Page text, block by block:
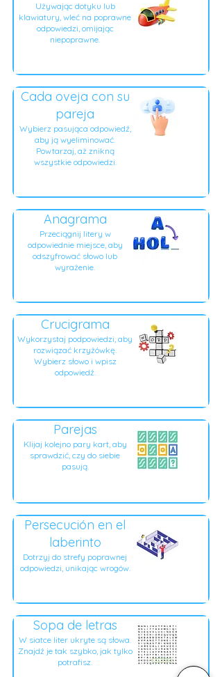
Używając dotyku lub
klawiatury, wleć na poprawne
odpowiedzi, omijając
niepoprawne.
Cada oveja con su
pareja
Wybierz pasująca odpowiedź,
aby ją wyeliminować.
Powtarzaj, aż znikną
wszystkie odpowiedzi.
Anagrama
Przeciągnij litery w
odpowiednie miejsce, aby
odszyfrować słowo lub
wyrażenie.
Crucigrama
Wykorzystaj podpowiedzi, aby
rozwiązać krzyżówkę.
Wybierz słowo i wpisz
odpowiedź.
Parejas
Klijaj kolejno pary kart, aby
sprawdzić, czy do siebie
pasują.
Persecución en el
laberinto
Dotrzyj do strefy poprawnej
odpowiedzi, unikając wrogów.
Sopa de letras
W siatce liter ukryte są słowa.
Znajdź je tak szybko, jak tylko
potrafisz.